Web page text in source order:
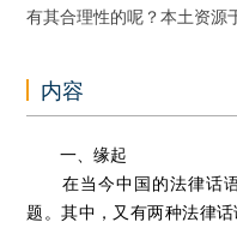
有其合理性的呢？本土资源
内容
一、缘起
在当今中国的法律话语
题。其中，又有两种法律